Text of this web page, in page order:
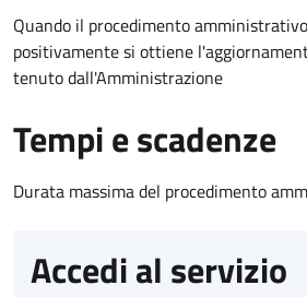
Quando il procedimento
positivamente si ottiene
tenuto dall'Amministrazione
Tempi e scadenze
Durata massima del procedimento
Accedi al servizio